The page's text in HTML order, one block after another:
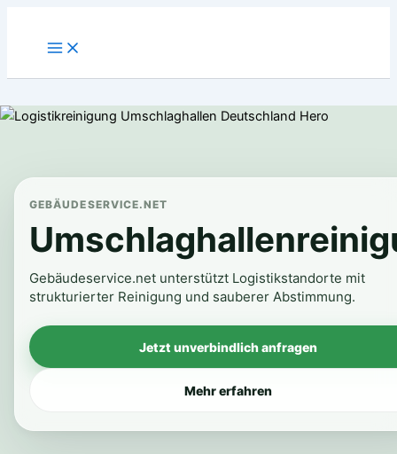
GEBÄUDESERVICE.NET
Gebäudeservice.net unterstützt Logistikstandorte mit
strukturierter Reinigung und sauberer Abstimmung.
Jetzt unverbindlich anfragen
Mehr erfahren